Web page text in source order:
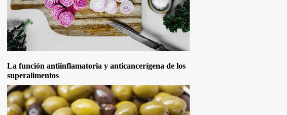
La función antiinflamatoria y anticancerígena de los
superalimentos